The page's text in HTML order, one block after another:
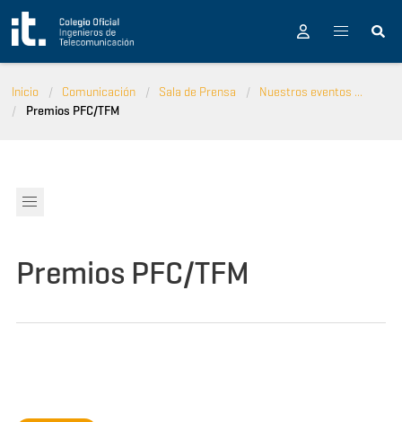
Pasar al contenido principal
Inicio Comunicación Sala de Prensa
Nuestros eventos ...
Premios PFC/TFM
Premios PFC/TFM